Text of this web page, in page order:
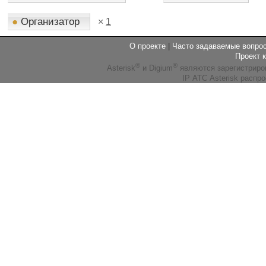
● Организатор × 1
О проекте
Часто задаваемые
Проект
Asterisk ® и Digium ® являются
IP АТС Asterisk